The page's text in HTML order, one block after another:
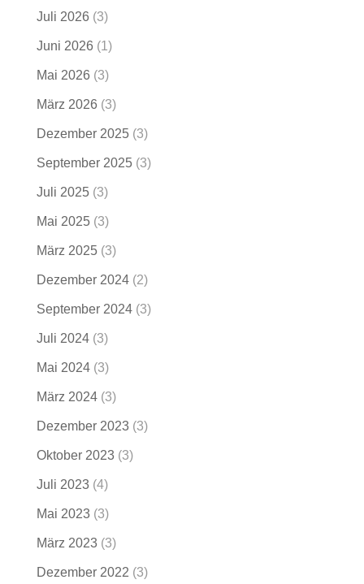
Juli 2026 (3)
Juni 2026 (1)
Mai 2026 (3)
März 2026 (3)
Dezember 2025(3)
September 2025(3)
Juli 2025(3)
Mai 2025(3)
März 2025(3)
Dezember 2024(2)
September 2024(3)
Juli 2024(3)
Mai 2024(3)
März 2024(3)
Dezember 2023(3)
Oktober 2023(3)
Juli 2023(4)
Mai 2023(3)
März 2023(3)
Dezember 2022 (3)